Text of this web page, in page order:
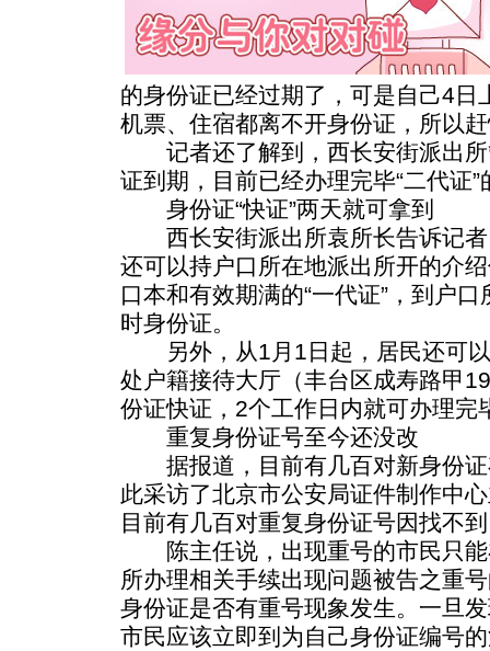
的身份证已经过期了，可是自己4日
机票、住宿都离不开身份证，所以
记者还了解到，西长安街派出所
证到期，目前已经办理完毕“二代证
身份证“快证”两天就可拿到
西长安街派出所袁所长告诉记者
还可以持户口所在地派出所开的介
口本和有效期满的“一代证”，到户
时身份证。
另外，从1月1日起，居民还可以
处户籍接待大厅（丰台区成寿路甲
份证快证，2个工作日内就可办理完
重复身份证号至今还没改
据报道，目前有几百对新身份证
此采访了北京市公安局证件制作中
目前有几百对重复身份证号因找不
陈主任说，出现重号的市民只能
所办理相关手续出现问题被告之重
身份证是否有重号现象发生。一旦
市民应该立即到为自己身份证编号